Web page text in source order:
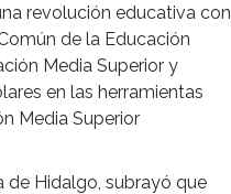
revolución educativa con
de la Educación
Media Superior y
en las herramientas
Media Superior
de Hidalgo, subrayó que